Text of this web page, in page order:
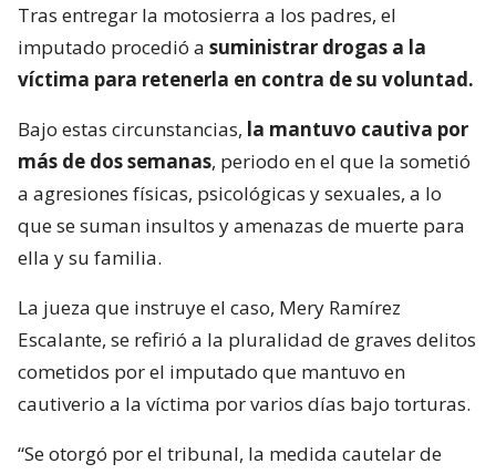
Tras entregar la motosierra a los padres, el
imputado procedió a suministrar drogas a la
víctima para retenerla en contra de su voluntad.
Bajo estas circunstancias, la mantuvo cautiva por
más de dos semanas, periodo en el que la sometió
a agresiones físicas, psicológicas y sexuales, a lo
que se suman insultos y amenazas de muerte para
ella y su familia.
La jueza que instruye el caso, Mery Ramírez
Escalante, se refirió a la pluralidad de graves delitos
cometidos por el imputado que mantuvo en
cautiverio a la víctima por varios días bajo torturas.
“Se otorgó por el tribunal, la medida cautelar de